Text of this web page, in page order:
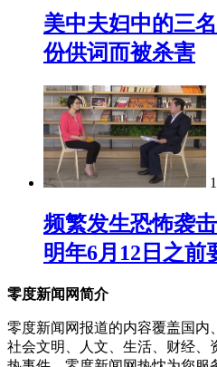
美中夫妇中的三
份供词而被杀害
频繁发生恐怖袭
明年6月12日之前
零度新闻网简介
零度新闻网报道的内容覆盖国内
社会文明、人文、生活、财经、